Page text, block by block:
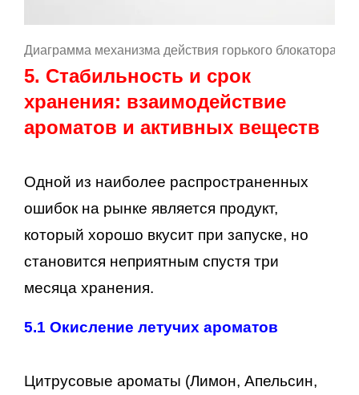
Диаграмма механизма действия горького блокатора
5. Стабильность и срок
хранения: взаимодействие
ароматов и активных веществ
Одной из наиболее распространенных
ошибок на рынке является продукт,
который хорошо вкусит при запуске, но
становится неприятным спустя три
месяца хранения.
5.1 Окисление летучих ароматов
Цитрусовые ароматы (Лимон, Апельсин,